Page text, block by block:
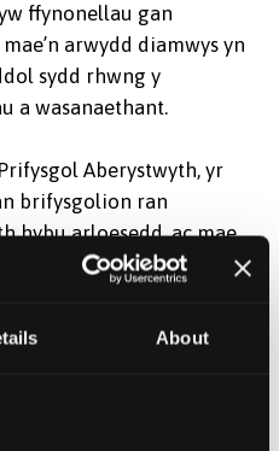
About
ffynonellau gan
arwydd diamwys yn
sydd rhwng y
a wasanaethant.
Aberystwyth, yr
brifysgolion ran
hybu arloesedd, ac mae
masnachol
ddatblygu ymhellach,